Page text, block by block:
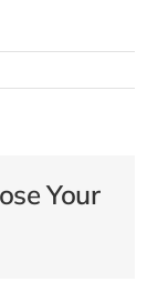
Your